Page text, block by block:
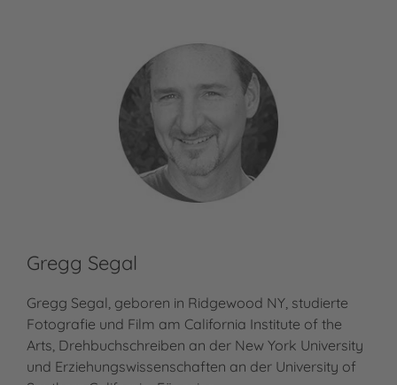
Gregg Segal
Gregg Segal, geboren in Ridgewood NY, studierte
Fotografie und Film am California Institute of the
Arts, Drehbuchschreiben an der New York University
und Erziehungswissenschaften an der University of